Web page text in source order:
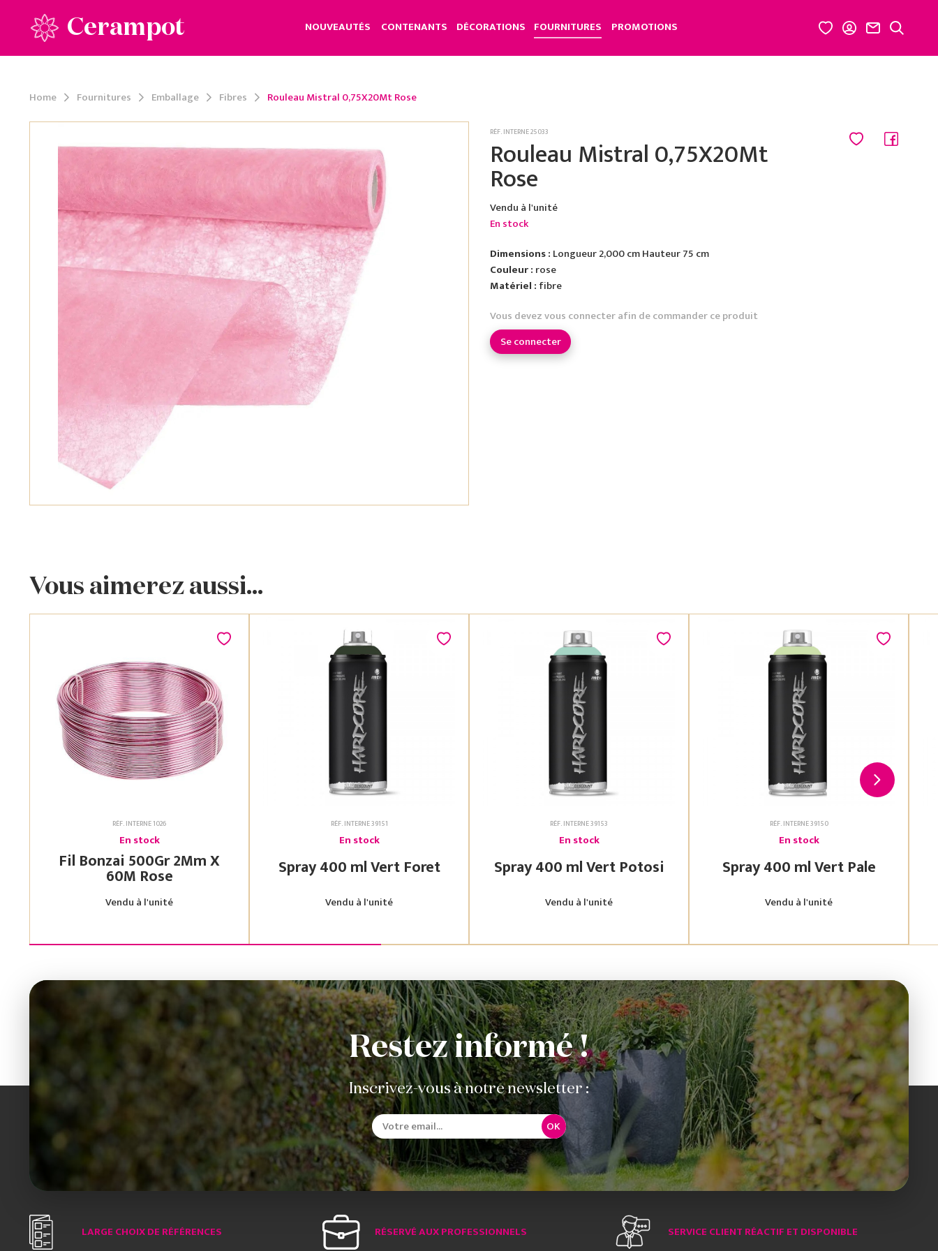
Cerampot NOUVEAUTÉS CONTENANTS DÉCORATIONS FOURNITURES PROMOTIONS
Home Fournitures Emballage Fibres Rouleau Mistral 0,75X20Mt Rose
RÉF. INTERNE 25033
Rouleau Mistral 0,75X20Mt
Rose
Vendu à l'unité
En stock
Dimensions : Longueur 2,000 cm Hauteur 75 cm
Couleur : rose
Matériel : fibre
Vous devez vous connecter afin de commander ce produit
Se connecter
Vous aimerez aussi...
RÉF. INTERNE 1026
En stock
Fil Bonzai 500Gr 2Mm X
60M Rose
Vendu à l'unité
RÉF. INTERNE 39151
En stock
Spray 400 ml Vert Foret
Vendu à l'unité
RÉF. INTERNE 39153
En stock
Spray 400 ml Vert Potosi
Vendu à l'unité
RÉF. INTERNE 39150
En stock
Spray 400 ml Vert Pale
Vendu à l'unité
Restez informé !
Inscrivez-vous à notre newsletter :
OK
LARGE CHOIX DE RÉFÉRENCES RÉSERVÉ AUX PROFESSIONNELS SERVICE CLIENT RÉACTIF ET DISPONIBLE